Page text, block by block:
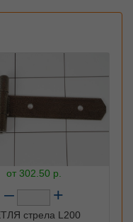
от302.50 р.
– +
стрела L200